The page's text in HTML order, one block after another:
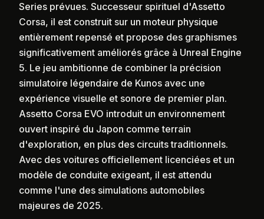
Series prévues. Successeur spirituel d'Assetto
Corsa, il est construit sur un moteur physique
entièrement repensé et propose des graphismes
significativement améliorés grâce à Unreal Engine
5. Le jeu ambitionne de combiner la précision
simulatoire légendaire de Kunos avec une
expérience visuelle et sonore de premier plan.
Assetto Corsa EVO introduit un environnement
ouvert inspiré du Japon comme terrain
d'exploration, en plus des circuits traditionnels.
Avec des voitures officiellement licenciées et un
modèle de conduite exigeant, il est attendu
comme l'une des simulations automobiles
majeures de 2025.